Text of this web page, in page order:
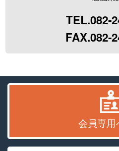
TEL.082-
FAX.082-
会員専用